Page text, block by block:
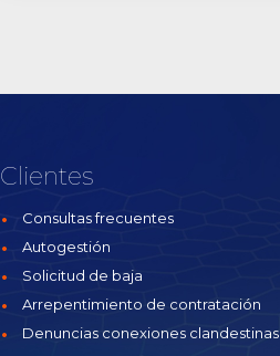
Clientes
Consultas frecuentes
Autogestión
Solicitud de baja
Arrepentimiento de contratación
Denuncias conexiones clandestinas